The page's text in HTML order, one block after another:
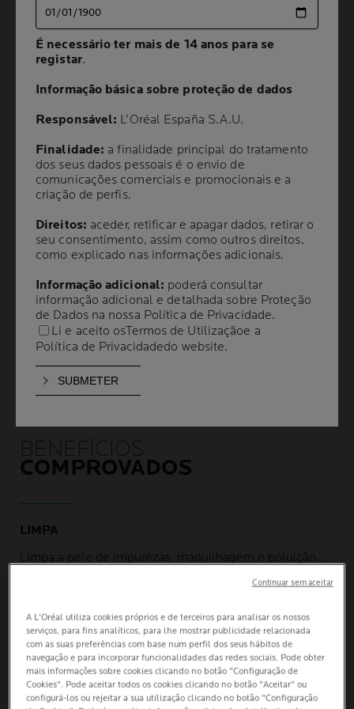
RECOMENDAÇÃO
Limpa a pele sensível de impurezas,
Apazigua a pele sensível.
Respeita o equilíbrio fisiológico da pele.
BENEFÍCIOS
COMPROVADOS
LIMPA
Limpa a pele de impurezas, maquilhagem e poluição.
APAZIGUA
Apazigua a pele para proporcionar uma sensação de
conforto e frescura.
É necessário ter mais de 14 anos para se
registar.
Informação básica sobre proteção de dados
Responsável: L’Oréal España S.A.U.
Finalidade: a finalidade principal do tratamento
dos seus dados pessoais é o envio de
comunicações comerciais e promocionais e a
criação de perfis.
Direitos: aceder, retificar e apagar dados, retirar o
seu consentimento, assim como outros direitos,
como explicado nas informações adicionais.
Informação adicional: poderá consultar
informação adicional e detalhada sobre Proteção
de Dados na nossa Política de Privacidade.
Li e aceito osTermos de Utilizaçãoe a
Política de Privacidadedo website.
É necessário ter mais de 14 anos para se
registar.
Informação básica sobre proteção de dados
Responsável: L’Oréal España S.A.U.
Finalidade: a finalidade principal do tratamento
dos seus dados pessoais é o envio de
comunicações comerciais e promocionais e a
criação de perfis.
Direitos: aceder, retificar e apagar dados, retirar o
seu consentimento, assim como outros direitos,
como explicado nas informações adicionais.
Informação adicional: poderá consultar
informação adicional e detalhada sobre Proteção
de Dados na nossa Política de Privacidade.
Li e aceito osTermos de Utilizaçãoe a
Política de Privacidadedo website.
A L'Oréal utiliza cookies próprios e de terceiros para analisar os nossos
serviços, para fins analíticos, para lhe mostrar publicidade relacionada
com as suas preferências com base num perfil dos seus hábitos de
navegação e para incorporar funcionalidades das redes sociais. Pode obter
mais informações sobre cookies clicando no botão "Configuração de
Cookies". Pode aceitar todos os cookies clicando no botão "Aceitar" ou
configurá-los ou rejeitar a sua utilização clicando no botão "Configuração
Continuar sem aceitar